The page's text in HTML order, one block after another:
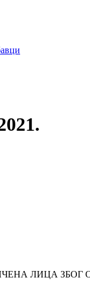
ЛИЦА ЗБОГ